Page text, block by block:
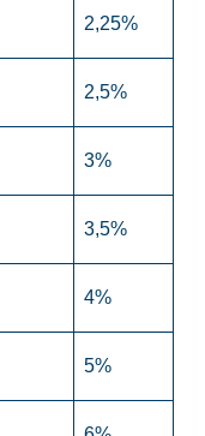
2,25%
2,5%
3%
3,5%
4%
5%